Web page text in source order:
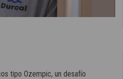
tipo Ozempic, un desafío